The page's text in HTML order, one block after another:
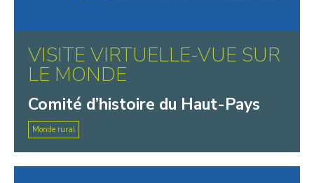
VISITE VIRTUELLE-VUE SUR
LE MONDE
Comité d’histoire du Haut-Pays
Monde rural